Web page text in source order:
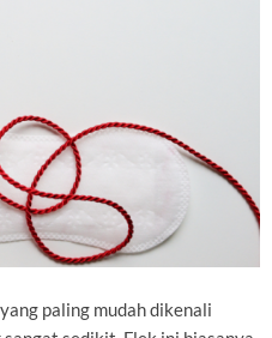
paling mudah dikenali